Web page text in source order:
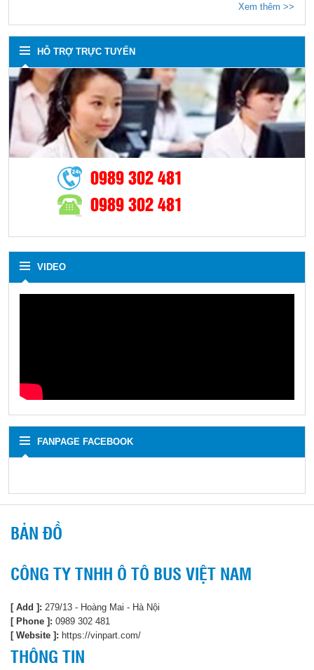
Xem thêm >>
HỖ TRỢ TRỰC TUYẾN
0989 302 481
0989 302 481
VIDEO
FANPAGE FACEBOOK
BẢN ĐỒ
CÔNG TY TNHH Ô TÔ BUS VIỆT NAM
[ Add ]: 279/13 - Hoàng Mai - Hà Nội
[ Phone ]: 0989 302 481
[ Website ]: https://vinpart.com/
THÔNG TIN